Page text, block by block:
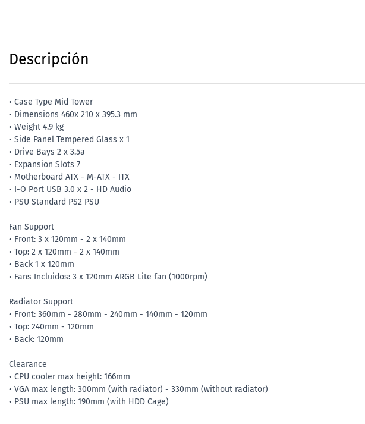
Descripción
• Case Type Mid Tower
• Dimensions 460x 210 x 395.3 mm
• Weight 4.9 kg
• Side Panel Tempered Glass x 1
• Drive Bays 2 x 3.5a
• Expansion Slots 7
• Motherboard ATX - M-ATX - ITX
• I-O Port USB 3.0 x 2 - HD Audio
• PSU Standard PS2 PSU
Fan Support
• Front: 3 x 120mm - 2 x 140mm
• Top: 2 x 120mm - 2 x 140mm
• Back 1 x 120mm
• Fans Incluidos: 3 x 120mm ARGB Lite fan (1000rpm)
Radiator Support
• Front: 360mm - 280mm - 240mm - 140mm - 120mm
• Top: 240mm - 120mm
• Back: 120mm
Clearance
• CPU cooler max height: 166mm
• VGA max length: 300mm (with radiator) - 330mm (without radiator)
• PSU max length: 190mm (with HDD Cage)